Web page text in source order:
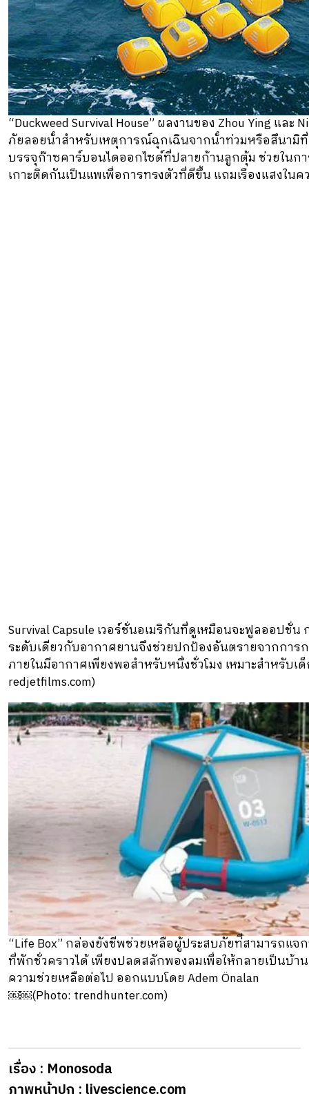
“Duckweed Survival House” ผลงานของ Zhou Ying แล
ภัยลอยน้ําสําหรับเหตุการณ์ฉุกเฉินจากน้ําท่วมหรือสึนามิ
บรรจุก๊าซคาร์บอนไดออกไซด์ที่ปลายก้านลูกตุ้ม ช่วยในก
เกาะติดกันเป็นแพเพื่อการทรงตัวที่ดีขึ้น แถมเรืองแสงในค
Survival Capsule เวอร์ชั่นอเมริกันที่ดูเหมือนจะฟูลออปชั่
ระดับเดียวกับอากาศยานจึงช่วยปกป้องอันตรายจากกา
ภายในมีอากาศเพียงพอสําหรับหนึ่งชั่วโมง เหมาะสําหรับ
redjetfilms.com)
“Life Box” กล่องยังชีพช่วยเหลือผู้ประสบภัยท่ีสามารถแ
ที่พักชั่วคราวได้ เพียงปลดสลักพองลมเพื่อให้กลายเป็นบ้
ความช่วยเหลือต่อไป ออกแบบโดย Adem Önalan
￼￼(Photo: trendhunter.com)
เรื่อง : Monosoda